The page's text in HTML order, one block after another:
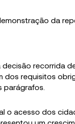
da
recorrida
dos requisitos
parágrafos.
o acesso dos